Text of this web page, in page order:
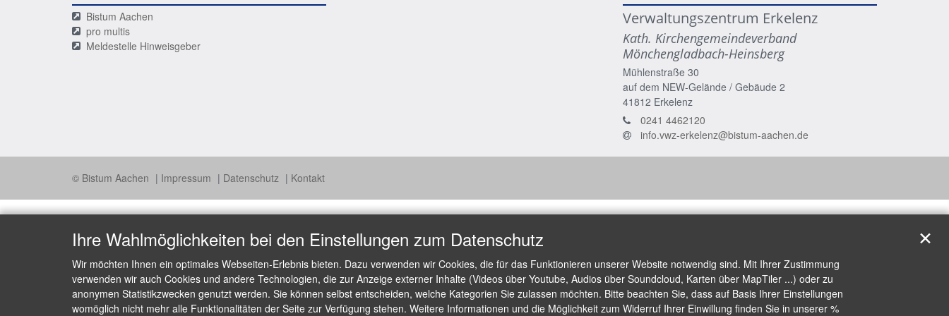
Bistum Aachen
pro multis
Meldestelle Hinweisgeber
Verwaltungszentrum Erkelenz
Kath. Kirchengemeindeverband
Mönchengladbach-Heinsberg
Mühlenstraße 30
auf dem NEW-Gelände / Gebäude 2
41812 Erkelenz
0241 4462120
info.vwz-erkelenz@bistum-aachen.de
© Bistum Aachen Impressum Datenschutz Kontakt
Ihre Wahlmöglichkeiten bei den Einstellungen zum Datenschutz
Wir möchten Ihnen ein optimales Webseiten-Erlebnis bieten. Dazu verwenden wir Cookies, die für das Funktionieren unserer Website notwendig sind. Mit Ihrer Zustimmung
verwenden wir auch Cookies und andere Technologien, die zur Anzeige externer Inhalte (Videos über Youtube, Audios über Soundcloud, Karten über MapTiler ...) oder zu
anonymen Statistikzwecken genutzt werden. Sie können selbst entscheiden, welche Kategorien Sie zulassen möchten. Bitte beachten Sie, dass auf Basis Ihrer Einstellungen
womöglich nicht mehr alle Funktionalitäten der Seite zur Verfügung stehen. Weitere Informationen und die Möglichkeit zum Widerruf Ihrer Einwillung finden Sie in unserer %
✕